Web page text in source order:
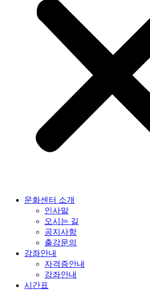
문화센터 소개
인사말
오시는 길
공지사항
출강문의
강좌안내
자격증안내
강좌안내
시간표